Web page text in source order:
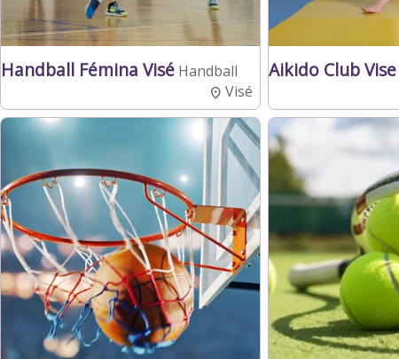
Handball Fémina Visé Handball
Visé
Aikido Club Vise